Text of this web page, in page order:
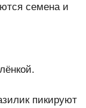
семена и
пикируют